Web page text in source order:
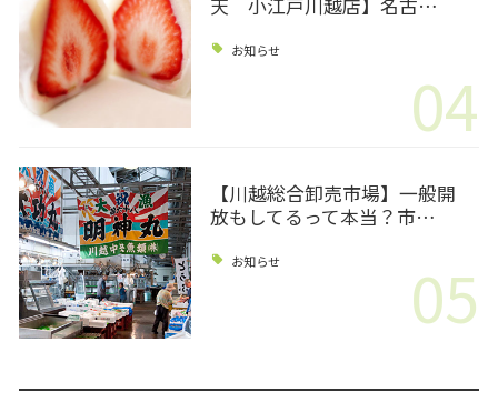
天 小江戸川越店】名古…
お知らせ
04
【川越総合卸売市場】一般開
放もしてるって本当？市…
お知らせ 05